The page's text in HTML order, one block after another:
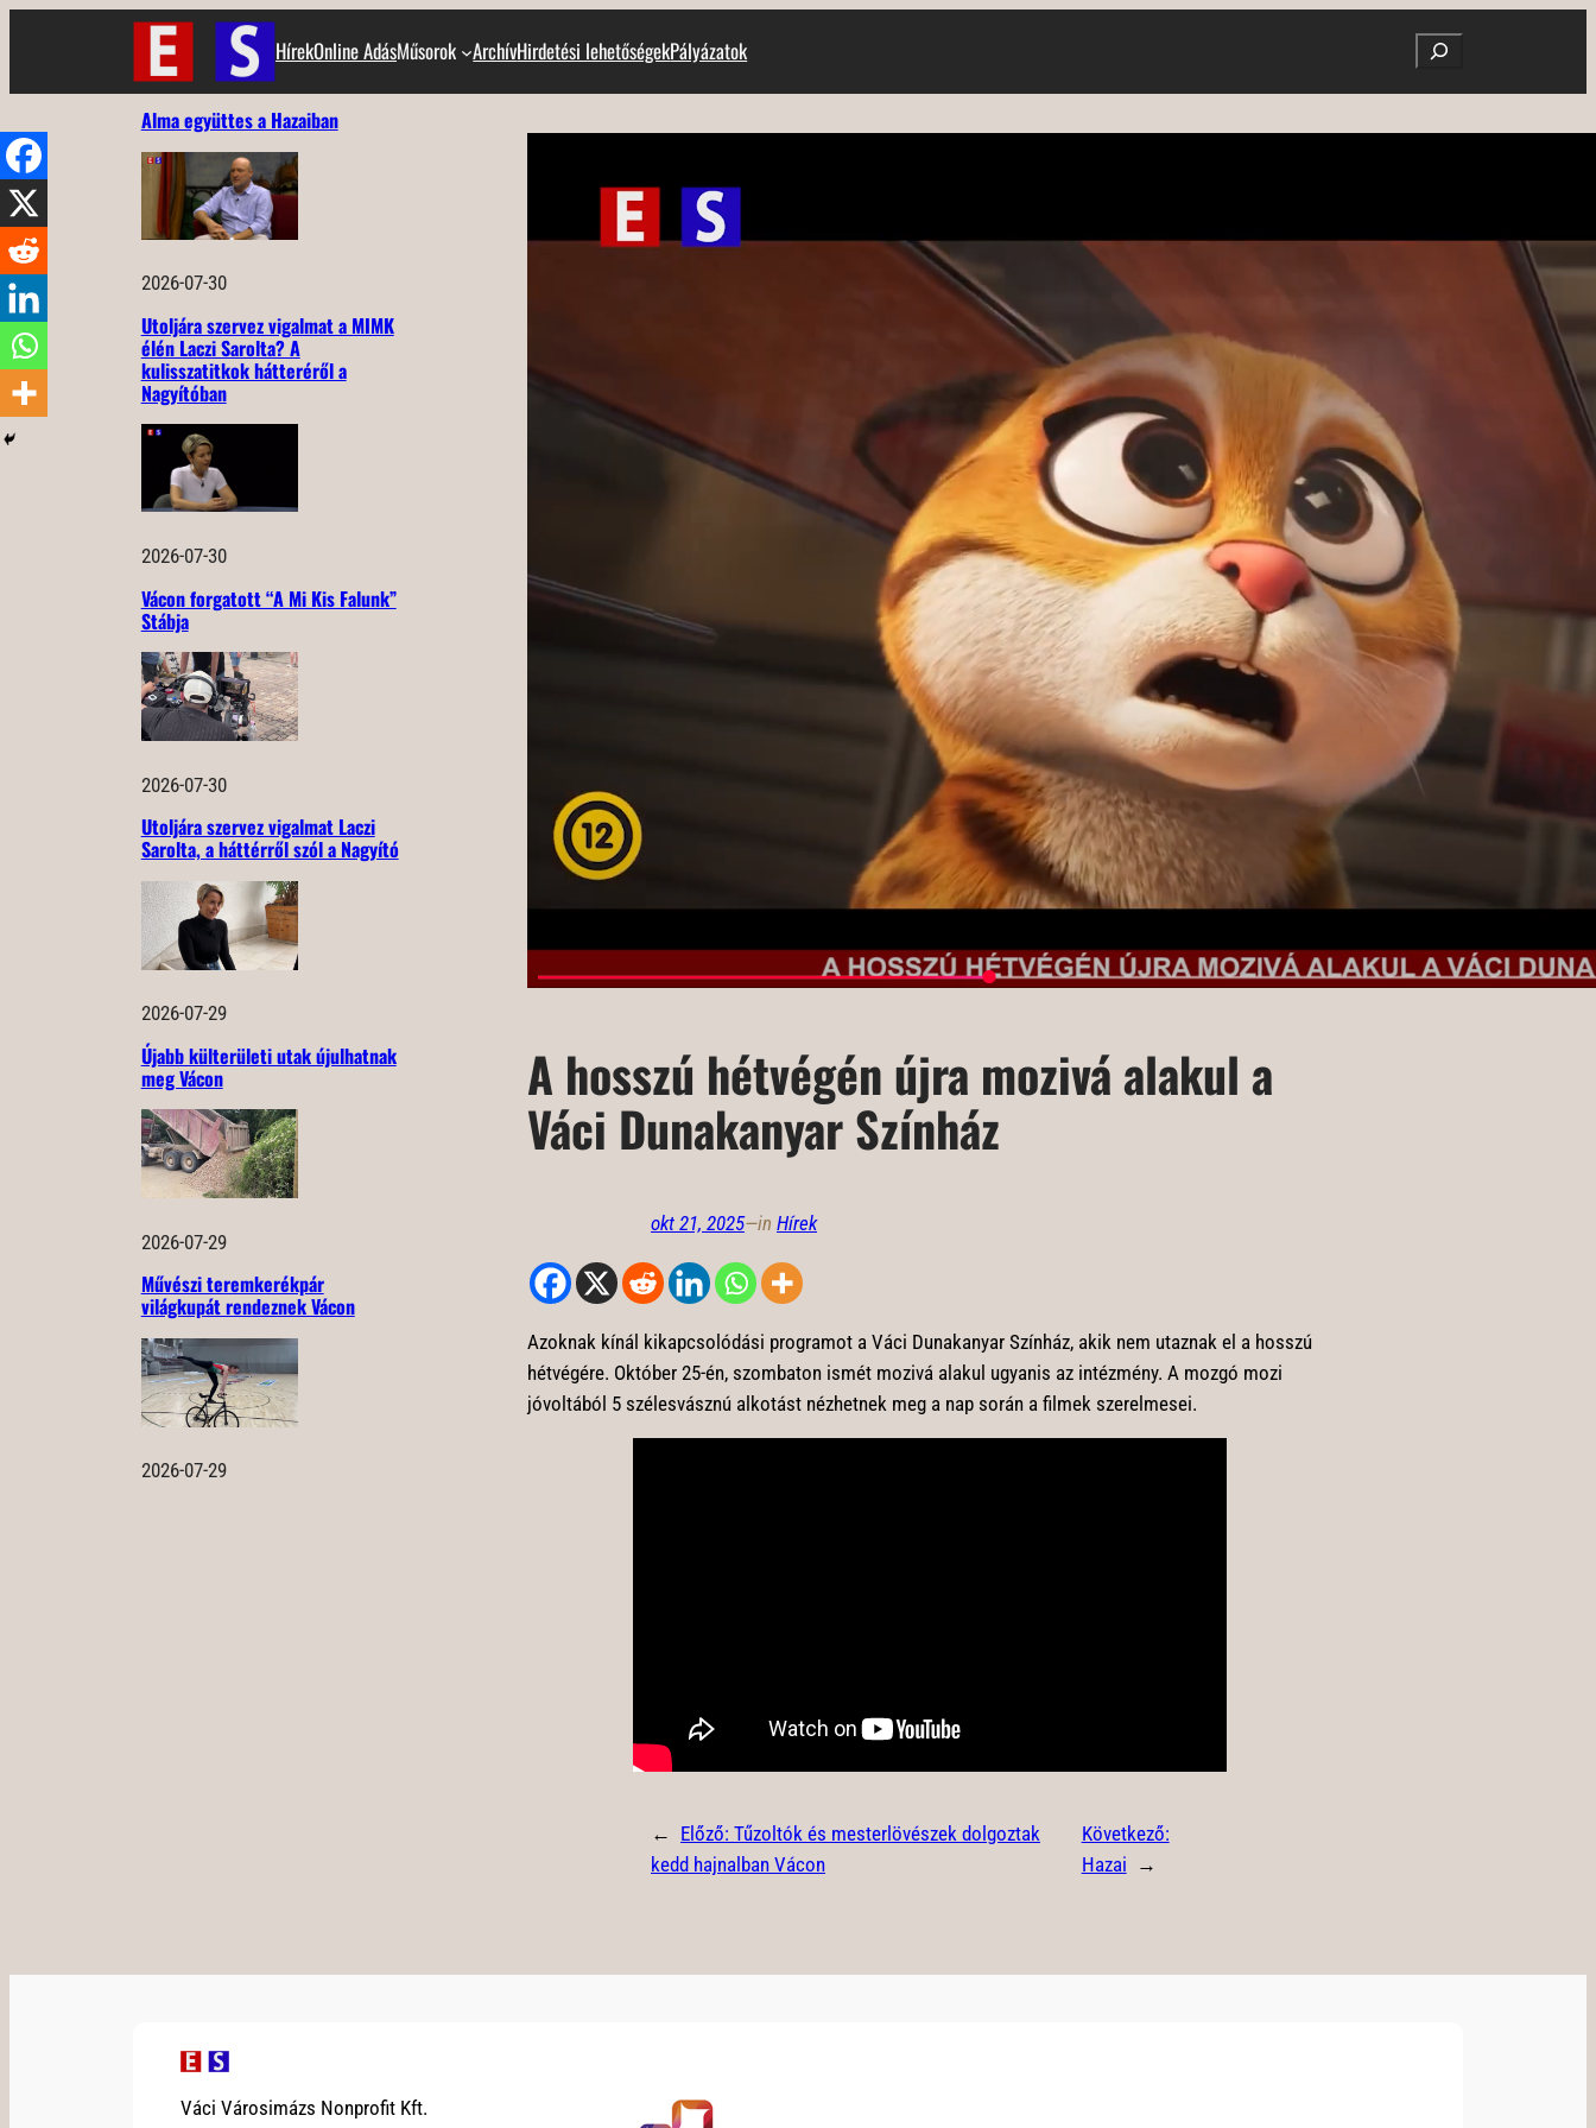
HírekOnline AdásMűsorok ArchívHirdetési lehetőségekPályázatok Search
Alma együttes a Hazaiban
2026-07-30
Utoljára szervez vigalmat a MIMK
élén Laczi Sarolta? A
kulisszatitkok hátteréről a
Nagyítóban
2026-07-30
Vácon forgatott “A Mi Kis Falunk”
Stábja
2026-07-30
Utoljára szervez vigalmat Laczi
Sarolta, a háttérről szól a Nagyító
2026-07-29
Újabb külterületi utak újulhatnak
meg Vácon
2026-07-29
Művészi teremkerékpár
világkupát rendeznek Vácon
2026-07-29
A hosszú hétvégén újra mozivá alakul a
Váci Dunakanyar Színház
okt 21, 2025—in Hírek
Azoknak kínál kikapcsolódási programot a Váci Dunakanyar Színház, akik nem utaznak el a hosszú
hétvégére. Október 25-én, szombaton ismét mozivá alakul ugyanis az intézmény. A mozgó mozi
jóvoltából 5 szélesvásznú alkotást nézhetnek meg a nap során a filmek szerelmesei.
← Előző: Tűzoltók és mesterlövészek dolgoztak
kedd hajnalban Vácon
Következő:
Hazai →
Váci Városimázs Nonprofit Kft.